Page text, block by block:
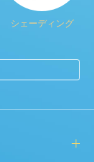
シェーディング